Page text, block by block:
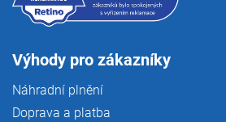
Výhody pro zákazníky
Náhradní plnění
Doprava a platba